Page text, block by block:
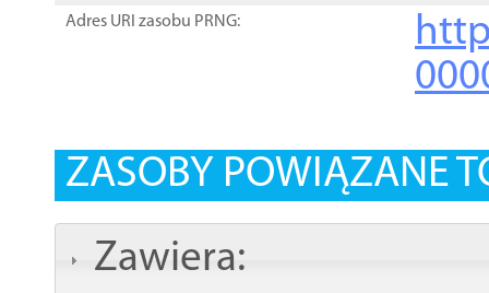
Adres URI zasobu PRNG:
ZASOBY POWIĄZANE
Zawiera: